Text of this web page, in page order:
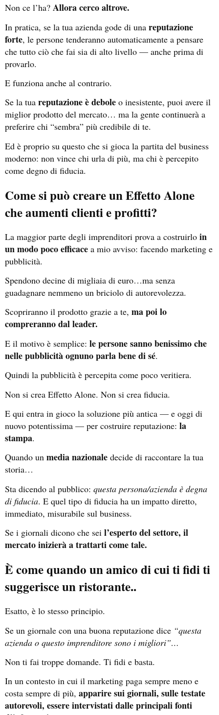
Non ce l’ha? Allora cerco altrove.
In pratica, se la tua azienda gode di una reputazione
forte, le persone tenderanno automaticamente a pensare
che tutto ciò che fai sia di alto livello — anche prima di
provarlo.
E funziona anche al contrario.
Se la tua reputazione è debole o inesistente, puoi avere il
miglior prodotto del mercato… ma la gente continuerà a
preferire chi “sembra” più credibile di te.
Ed è proprio su questo che si gioca la partita del business
moderno: non vince chi urla di più, ma chi è percepito
come degno di fiducia.
Come si può creare un Effetto Alone
che aumenti clienti e profitti?
La maggior parte degli imprenditori prova a costruirlo in
un modo poco efficace a mio avviso: facendo marketing e
pubblicità.
Spendono decine di migliaia di euro…ma senza
guadagnare nemmeno un briciolo di autorevolezza.
Scopriranno il prodotto grazie a te, ma poi lo
compreranno dal leader.
E il motivo è semplice: le persone sanno benissimo che
nelle pubblicità ognuno parla bene di sé.
Quindi la pubblicità è percepita come poco veritiera.
Non si crea Effetto Alone. Non si crea fiducia.
E qui entra in gioco la soluzione più antica — e oggi di
nuovo potentissima — per costruire reputazione: la
stampa.
Quando un media nazionale decide di raccontare la tua
storia…
Sta dicendo al pubblico: questa persona/azienda è degna
di fiducia. E quel tipo di fiducia ha un impatto diretto,
immediato, misurabile sul business.
Se i giornali dicono che sei l’esperto del settore, il
mercato inizierà a trattarti come tale.
È come quando un amico di cui ti fidi ti
suggerisce un ristorante..
Esatto, è lo stesso principio.
Se un giornale con una buona reputazione dice “questa
azienda o questo imprenditore sono i migliori”…
Non ti fai troppe domande. Ti fidi e basta.
In un contesto in cui il marketing paga sempre meno e
costa sempre di più, apparire sui giornali, sulle testate
autorevoli, essere intervistati dalle principali fonti